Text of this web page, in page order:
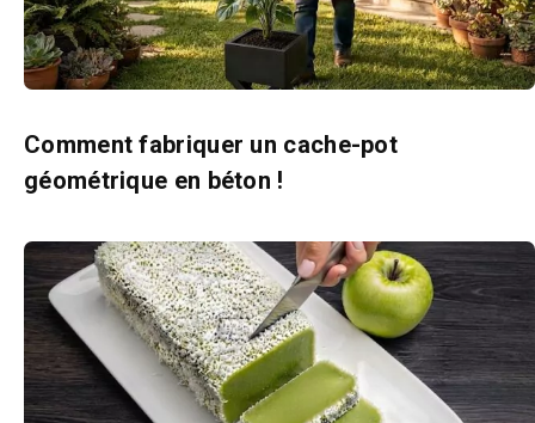
Comment fabriquer un cache-pot
géométrique en béton !